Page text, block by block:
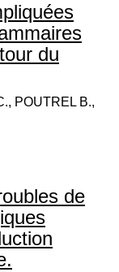
du
POUTREL B.,
de